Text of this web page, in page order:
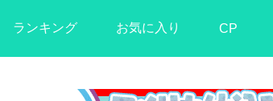
ランキング お気に入り CP